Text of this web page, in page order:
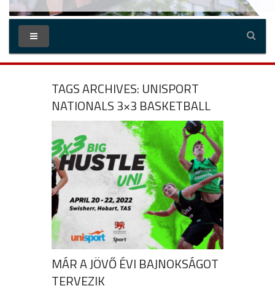
TAGS ARCHIVES: UNISPORT
NATIONALS 3×3 BASKETBALL
MÁR A JÖVŐ ÉVI BAJNOKSÁGOT
TERVEZIK